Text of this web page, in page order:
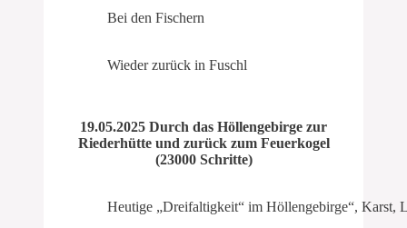
Bei den Fischern
Wieder zurück in Fuschl
19.05.2025 Durch das Höllengebirge zur
Riederhütte und zurück zum Feuerkogel
(23000 Schritte)
Heutige „Dreifaltigkeit“ im Höllengebirge“, Karst,